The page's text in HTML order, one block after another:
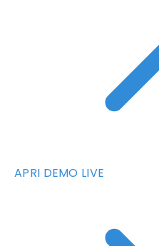
APRI DEMO LIVE